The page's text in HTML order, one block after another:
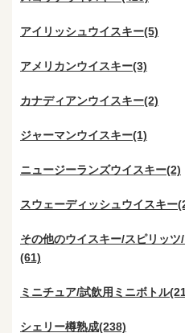
アイリッシュウイスキー(5)
アメリカンウイスキー(3)
カナディアンウイスキー(2)
ジャーマンウイスキー(1)
ニュージーランズウイスキー(2)
スウェーディッシュウイスキー
その他のウイスキー/スピリッ
(61)
ミニチュア/試飲用ミニボトル
シェリー樽熟成(238)